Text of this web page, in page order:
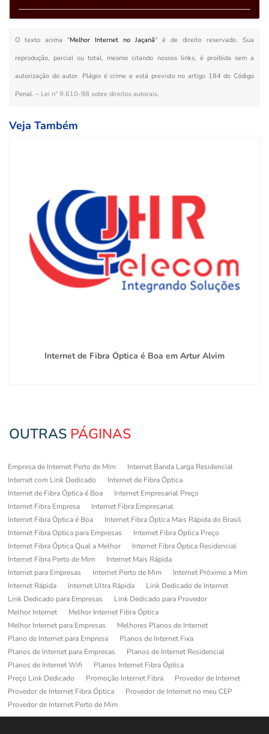
O texto acima "Melhor Internet no Jaçanã" é de direito reservado. Sua
reprodução, parcial ou total, mesmo citando nossos links, é proibida sem a
autorização do autor. Plágio é crime e está previsto no artigo 184 do Código
Penal. – Lei n° 9.610-98 sobre direitos autorais.
Veja Também
Internet de Fibra Óptica é Boa em Artur Alvim
OUTRAS PÁGINAS
Empresa de Internet Perto de Mim
Internet Banda Larga Residencial
Internet com Link Dedicado
Internet de Fibra Óptica
Internet de Fibra Óptica é Boa
Internet Empresarial Preço
Internet Fibra Empresa
Internet Fibra Empresarial
Internet Fibra Óptica é Boa
Internet Fibra Óptica Mais Rápida do Brasil
Internet Fibra Optica para Empresas
Internet Fibra Óptica Preço
Internet Fibra Óptica Qual a Melhor
Internet Fibra Óptica Residencial
Internet Fibra Perto de Mim
Internet Mais Rápida
Internet para Empresas
Internet Perto de Mim
Internet Próximo a Mim
Internet Rápida
Internet Ultra Rápida
Link Dedicado de Internet
Link Dedicado para Empresas
Link Dedicado para Provedor
Melhor Internet
Melhor Internet Fibra Óptica
Melhor Internet para Empresas
Melhores Planos de Internet
Plano de Internet para Empresa
Planos de Internet Fixa
Planos de Internet para Empresas
Planos de Internet Residencial
Planos de Internet Wifi
Planos Internet Fibra Óptica
Preço Link Dedicado
Promoção Internet Fibra
Provedor de Internet
Provedor de Internet Fibra Óptica
Provedor de Internet no meu CEP
Provedor de Internet Perto de Mim